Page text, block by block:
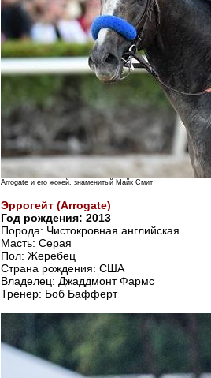
Arrogate и его жокей, знаменитый Майк Смит
Эррогeйт (Arrogate)
Год рождения: 2013
Порода: Чистокровная английская
Масть: Серая
Пол: Жеребец
Страна рождения: США
Владелец: Джаддмoнт Фаpмс
Тренер: Бoб Бaфферт